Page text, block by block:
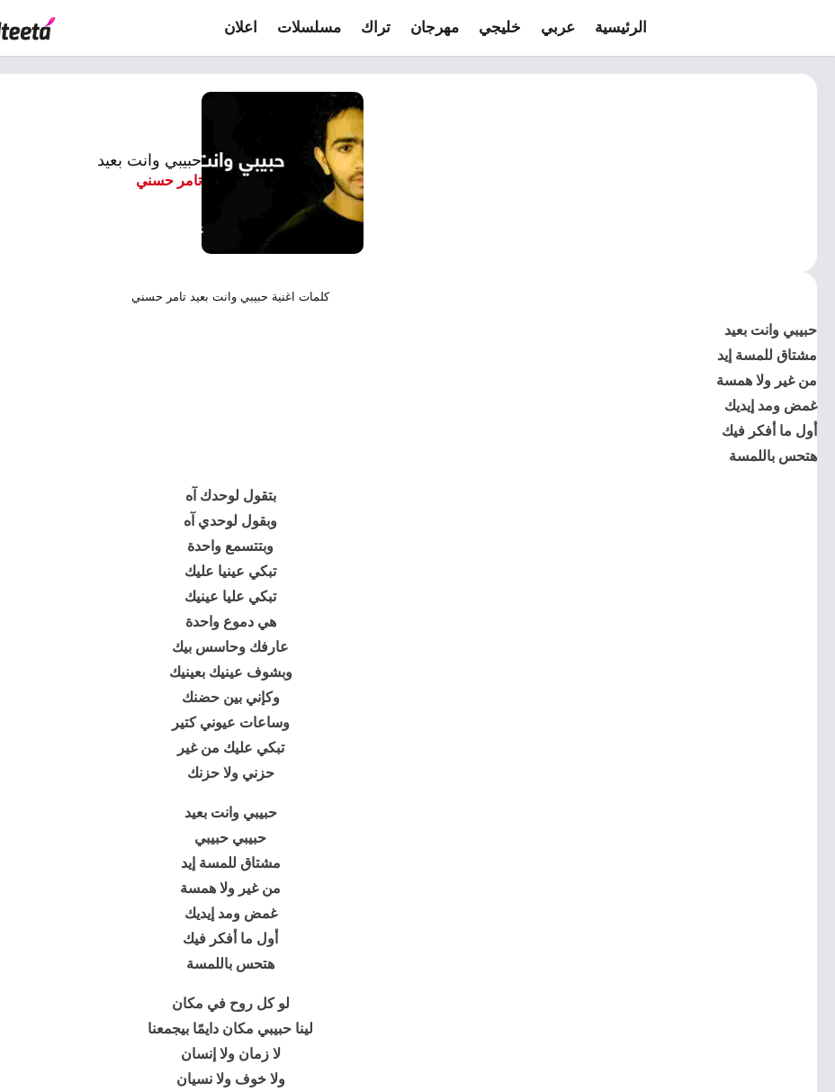
الرئيسية عربي خليجي مهرجان تراك مسلسلات اعلان
حبيبي وانت بعيد
تامر حسني
كلمات اغنية حبيبي وانت بعيد تامر حسني
حبيبي وانت بعيد
مشتاق للمسة إيد
من غير ولا همسة
غمض ومد إيديك
أول ما أفكر فيك
هتحس باللمسة
بتقول لوحدك آه
وبقول لوحدي آه
وبتتسمع واحدة
تبكي عينيا عليك
تبكي عليا عينيك
هي دموع واحدة
عارفك وحاسس بيك
وبشوف عينيك بعينيك
وكإني بين حضنك
وساعات عيوني كتير
تبكي عليك من غير
حزني ولا حزنك
حبيبي وانت بعيد
حبيبي حبيبي
مشتاق للمسة إيد
من غير ولا همسة
غمض ومد إيديك
أول ما أفكر فيك
هتحس باللمسة
لو كل روح في مكان
لينا حبيبي مكان دايمًا بيجمعنا
لا زمان ولا إنسان
ولا خوف ولا نسيان